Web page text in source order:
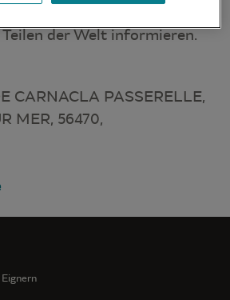
der Welt informieren.
CARNACLA PASSERELLE,
MER, 56470,